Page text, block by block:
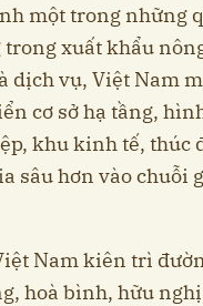
một trong những
xuất khẩu
dịch vụ, Việt Nam
cơ sở hạ tầng,
khu kinh tế, thúc
sâu hơn vào chuỗi
Nam kiên trì
hoà bình, hữu